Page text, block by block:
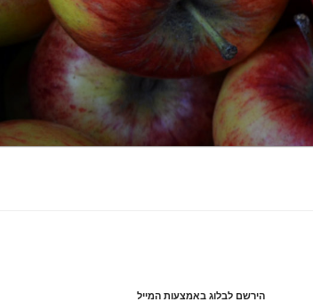
הירשם לבלוג באמצעות המייל